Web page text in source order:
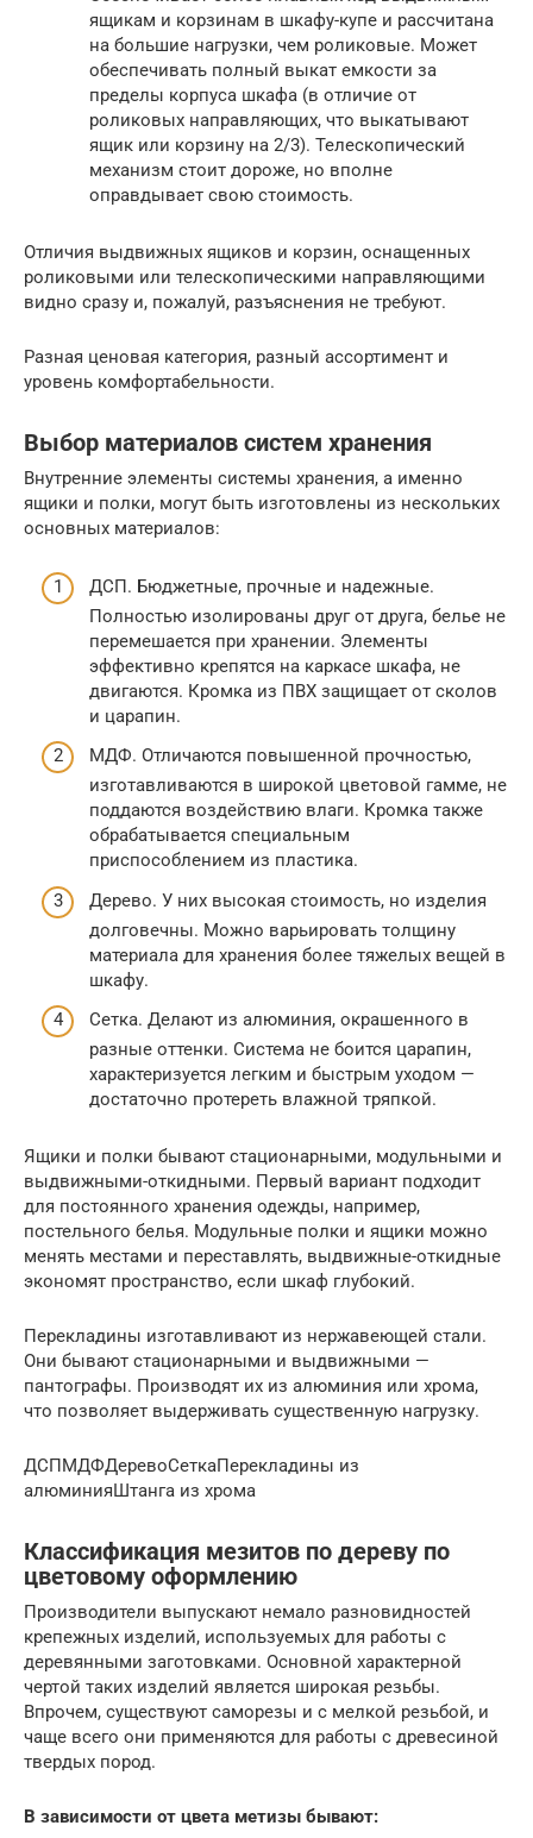
ящикам и корзинам в шкафу-купе и рассчитана
на большие нагрузки, чем роликовые. Может
обеспечивать полный выкат емкости за
пределы корпуса шкафа (в отличие от
роликовых направляющих, что выкатывают
ящик или корзину на 2/3). Телескопический
механизм стоит дороже, но вполне
оправдывает свою стоимость.
Отличия выдвижных ящиков и корзин, оснащенных
роликовыми или телескопическими направляющими
видно сразу и, пожалуй, разъяснения не требуют.
Разная ценовая категория, разный ассортимент и
уровень комфортабельности.
Выбор материалов систем хранения
Внутренние элементы системы хранения, а именно
ящики и полки, могут быть изготовлены из нескольких
основных материалов:
ДСП. Бюджетные, прочные и надежные.
Полностью изолированы друг от друга, белье не
перемешается при хранении. Элементы
эффективно крепятся на каркасе шкафа, не
двигаются. Кромка из ПВХ защищает от сколов
и царапин.
МДФ. Отличаются повышенной прочностью,
изготавливаются в широкой цветовой гамме, не
поддаются воздействию влаги. Кромка также
обрабатывается специальным
приспособлением из пластика.
Дерево. У них высокая стоимость, но изделия
долговечны. Можно варьировать толщину
материала для хранения более тяжелых вещей в
шкафу.
Сетка. Делают из алюминия, окрашенного в
разные оттенки. Система не боится царапин,
характеризуется легким и быстрым уходом —
достаточно протереть влажной тряпкой.
Ящики и полки бывают стационарными, модульными и
выдвижными-откидными. Первый вариант подходит
для постоянного хранения одежды, например,
постельного белья. Модульные полки и ящики можно
менять местами и переставлять, выдвижные-откидные
экономят пространство, если шкаф глубокий.
Перекладины изготавливают из нержавеющей стали.
Они бывают стационарными и выдвижными —
пантографы. Производят их из алюминия или хрома,
что позволяет выдерживать существенную нагрузку.
ДСПМДФДеревоСеткаПерекладины из
алюминияШтанга из хрома
Классификация мезитов по дереву по
цветовому оформлению
Производители выпускают немало разновидностей
крепежных изделий, используемых для работы с
деревянными заготовками. Основной характерной
чертой таких изделий является широкая резьбы.
Впрочем, существуют саморезы и с мелкой резьбой, и
чаще всего они применяются для работы с древесиной
твердых пород.
В зависимости от цвета метизы бывают: